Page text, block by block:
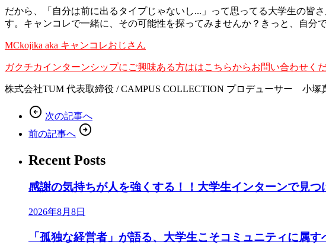
だから、「自分は前に出るタイプじゃないし...」って思ってる大学生の皆
す。キャンコレで一緒に、その可能性を探ってみませんか？きっと、自分
MCkojika aka キャンコレおじさん
ガクチカインターンシップにご興味ある方ははこちらからお問い合わせく
株式会社TUM 代表取締役 / CAMPUS COLLECTION プロデューサー 小塚
arrow_circle_left 次の記事へ
前の記事へ arrow_circle_right
Recent Posts
感謝の気持ちが人を強くする！！大学生インターンで見つ
2026年8月8日
「孤独な経営者」が語る、大学生こそコミュニティに属